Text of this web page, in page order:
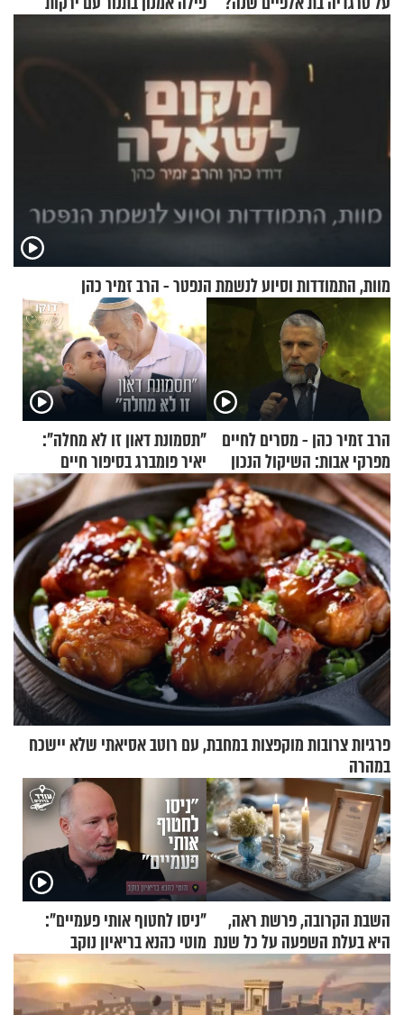
מוות, התמודדות וסיוע לנשמת הנפטר - הרב זמיר כהן
הרב זמיר כהן - מסרים לחיים
מפרקי אבות: השיקול הנכון
"תסמונת דאון זו לא מחלה":
יאיר פומברג בסיפור חיים
מעורר השראה
פרגיות צרובות מוקפצות במחבת, עם רוטב אסיאתי שלא יישכח
במהרה
השבת הקרובה, פרשת ראה,
היא בעלת השפעה על כל שנת
תשפ"ז
"ניסו לחטוף אותי פעמיים":
מוטי כהנא בריאיון נוקב